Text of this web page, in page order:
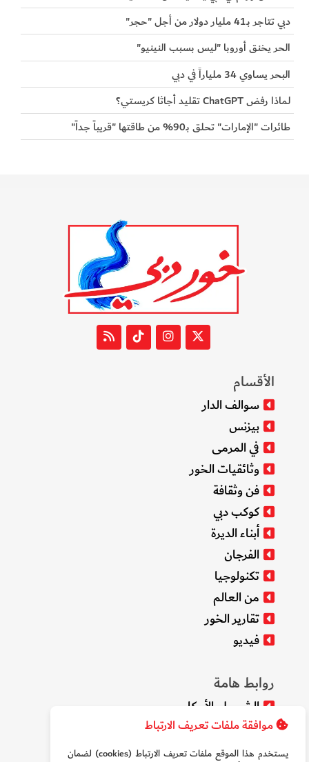
دبي تتاجر بـ41 مليار دولار من أجل "حجر"
الحر يخنق أوروبا "ليس بسبب النينيو"
البحر يساوي 34 ملياراً في دبي
لماذا رفض ChatGPT تقليد أجاثا كريستي؟
طائرات "الإمارات" تحلق بـ90% من طاقتها "قريباً جداً"
موافقة ملفات تعريف الارتباط
يستخدم هذا الموقع ملفات تعريف الارتباط (cookies) لضمان
الأقسام
سوالف الدار
بيزنس
في المرمى
وثائقيات الخور
فن وثقافة
كوكب دبي
أبناء الديرة
الفرجان
تكنولوجيا
من العالم
تقارير الخور
فيديو
روابط هامة
الشروط والأحكام
سياسة الخصوصية
من نحن